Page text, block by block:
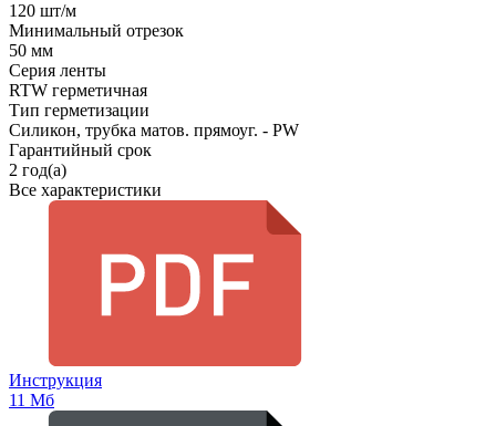
120 шт/м
Минимальный отрезок
50 мм
Серия ленты
RTW герметичная
Тип герметизации
Силикон, трубка матов. прямоуг. - PW
Гарантийный срок
2 год(а)
Все характеристики
Инструкция
11 Мб